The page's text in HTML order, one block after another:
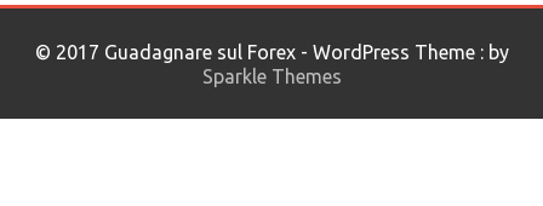
© 2017 Guadagnare sul Forex - WordPress Theme : by
Sparkle Themes